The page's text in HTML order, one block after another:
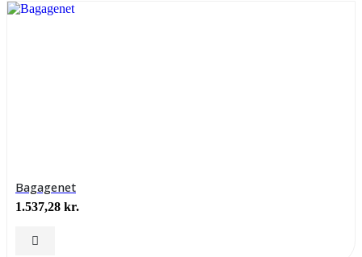
Bagagenet
1.537,28 kr.